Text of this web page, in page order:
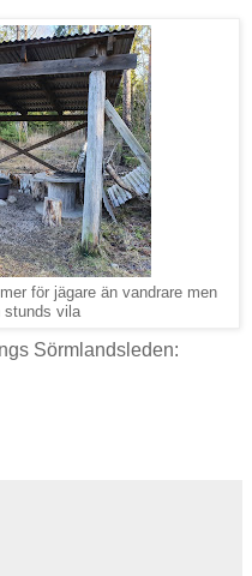
för jägare än vandrare men
stunds vila
Sörmlandsleden: